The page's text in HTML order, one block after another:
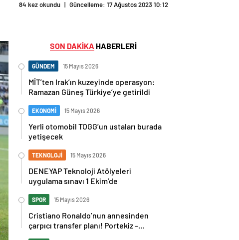
84 kez okundu | Güncelleme: 17 Ağustos 2023 10:12
SON DAKİKA HABERLERİ
GÜNDEM 15 Mayıs 2026
MİT’ten Irak’ın kuzeyinde operasyon:
Ramazan Güneş Türkiye’ye getirildi
EKONOMİ 15 Mayıs 2026
Yerli otomobil TOGG’un ustaları burada
yetişecek
TEKNOLOJİ 15 Mayıs 2026
DENEYAP Teknoloji Atölyeleri
uygulama sınavı 1 Ekim’de
SPOR 15 Mayıs 2026
Cristiano Ronaldo’nun annesinden
çarpıcı transfer planı! Portekiz –